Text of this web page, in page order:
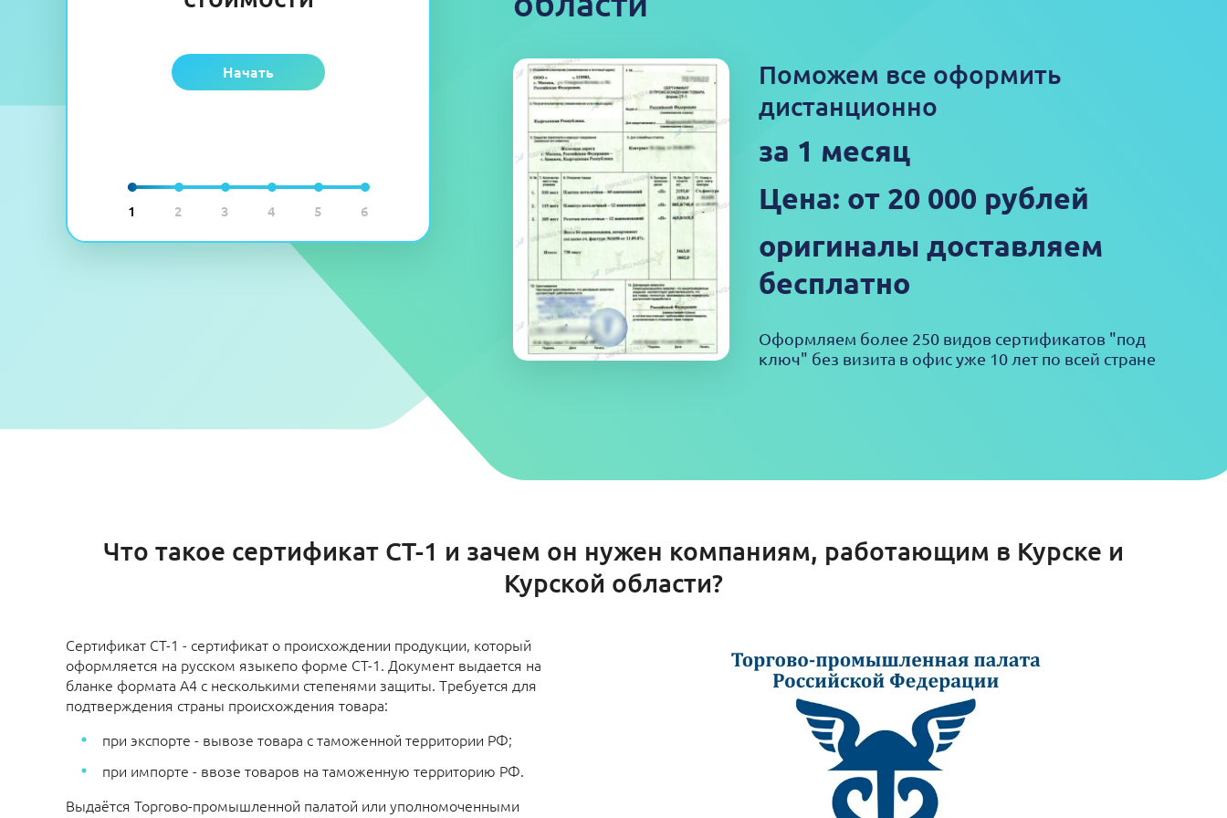
1 2 3 4 5 6
Начать
Поможем все оформить
дистанционно
за 1 месяц
Цена: от 20 000 рублей
оригиналы доставляем
бесплатно
Оформляем более 250 видов сертификатов "под
ключ" без визита в офис уже 10 лет по всей стране
Что такое сертификат СТ-1 и зачем он нужен компаниям, работающим в Курске и
Курской области?
Сертификат СТ-1 - сертификат о происхождении продукции, который
оформляется на русском языкепо форме СТ-1. Документ выдается на
бланке формата А4 с несколькими степенями защиты. Требуется для
подтверждения страны происхождения товара:
при экспорте - вывозе товара с таможенной территории РФ;
при импорте - ввозе товаров на таможенную территорию РФ.
Выдаётся Торгово-промышленной палатой или уполномоченными